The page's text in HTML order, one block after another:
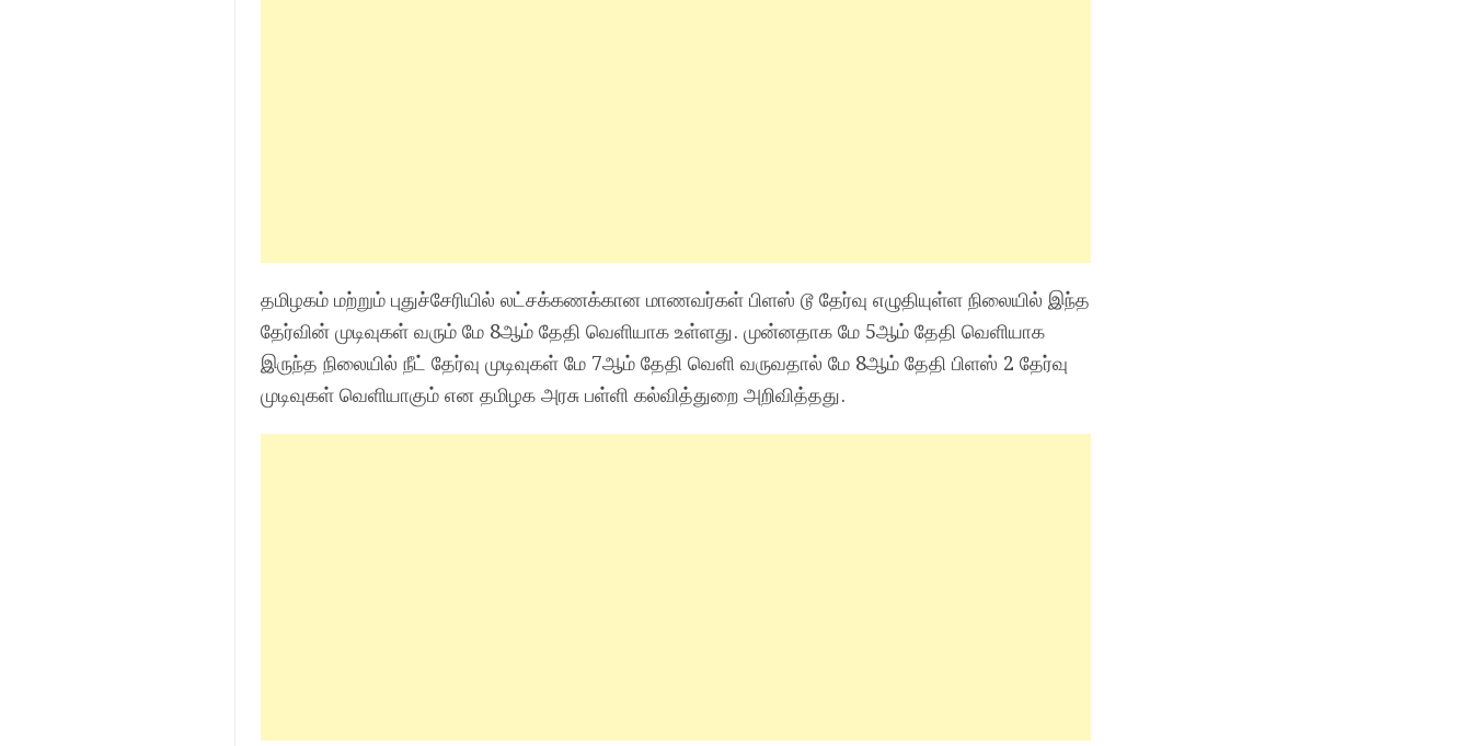
தமிழகம் மற்றும் புதுச்சேரியில் லட்சக்கணக்கான மாணவர்கள் பிளஸ் டூ தேர்வு எழுதியுள்ள நிலையில் இந்த
தேர்வின் முடிவுகள் வரும் மே 8ஆம் தேதி வெளியாக உள்ளது. முன்னதாக மே 5ஆம் தேதி வெளியாக
இருந்த நிலையில் நீட் தேர்வு முடிவுகள் மே 7ஆம் தேதி வெளி வருவதால் மே 8ஆம் தேதி பிளஸ் 2 தேர்வு
முடிவுகள் வெளியாகும் என தமிழக அரசு பள்ளி கல்வித்துறை அறிவித்தது.